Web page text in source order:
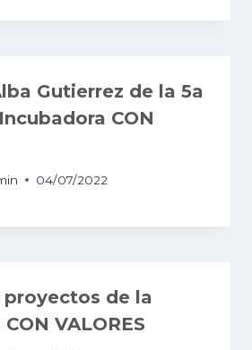
Gutierrez de la 5a
CON
04/07/2022
proyectos de la
VALORES